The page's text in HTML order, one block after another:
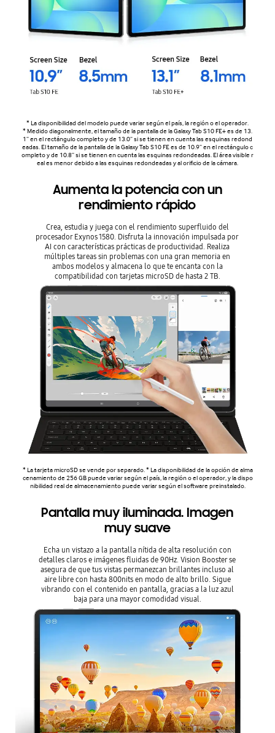
* La disponibilidad del modelo puede variar según el país, la región o el operador.
* Medido diagonalmente, el tamaño de la pantalla de la Galaxy Tab S10 FE+ es de 13.
1” en el rectángulo completo y de 13.0” si se tienen en cuenta las esquinas redond
eadas. El tamaño de la pantalla de la Galaxy Tab S10 FE es de 10.9” en el rectángulo c
ompleto y de 10.8” si se tienen en cuenta las esquinas redondeadas. El área visible r
eal es menor debido a las esquinas redondeadas y al orificio de la cámara.
Aumenta la potencia con un
rendimiento rápido
Crea, estudia y juega con el rendimiento superfluido del
procesador Exynos 1580. Disfruta la innovación impulsada por
AI con características prácticas de productividad. Realiza
múltiples tareas sin problemas con una gran memoria en
ambos modelos y almacena lo que te encanta con la
compatibilidad con tarjetas microSD de hasta 2 TB.
* La tarjeta microSD se vende por separado. * La disponibilidad de la opción de alma
cenamiento de 256 GB puede variar según el país, la región o el operador, y la dispo
nibilidad real de almacenamiento puede variar según el software preinstalado.
Pantalla muy iluminada. Imagen
muy suave
Echa un vistazo a la pantalla nítida de alta resolución con
detalles claros e imágenes fluidas de 90Hz. Vision Booster se
asegura de que tus vistas permanezcan brillantes incluso al
aire libre con hasta 800nits en modo de alto brillo. Sigue
vibrando con el contenido en pantalla, gracias a la luz azul
baja para una mayor comodidad visual.